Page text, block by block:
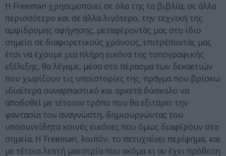
Η Freeman χρησιμοποιεί σε όλα της τα βιβλία, σε άλλα
περισσότερο και σε άλλα λιγότερο, την τεχνική της
αμφίδρομης αφήγησης, μεταφέροντάς μας στο ίδιο
σημείο σε διαφορετικούς χρόνους, επιτρέποντάς μας
έτσι να έχουμε μια πλήρη εικόνα της τοπογραφικής
εξέλιξης, θα λέγαμε, μέσα στο πέρασμα των δεκαετιών
που χωρίζουν τις υποϊστορίες της, πράγμα που βρίσκω
ιδιαίτερα συναρπαστικό και αρκετά δύσκολο να
αποδοθεί με τέτοιον τρόπο που θα εξιτάρει την
φαντασία του αναγνώστη, δημιουργώντας του
υποσυνείδητα κοινές εικόνες που όμως διαφέρουν στα
σημεία. Η Freeman, λοιπόν, το πετυχαίνει περίφημα, και
με τέτοια λεπτή μαεστρία που ακόμα κι αν έχει πρόθεση